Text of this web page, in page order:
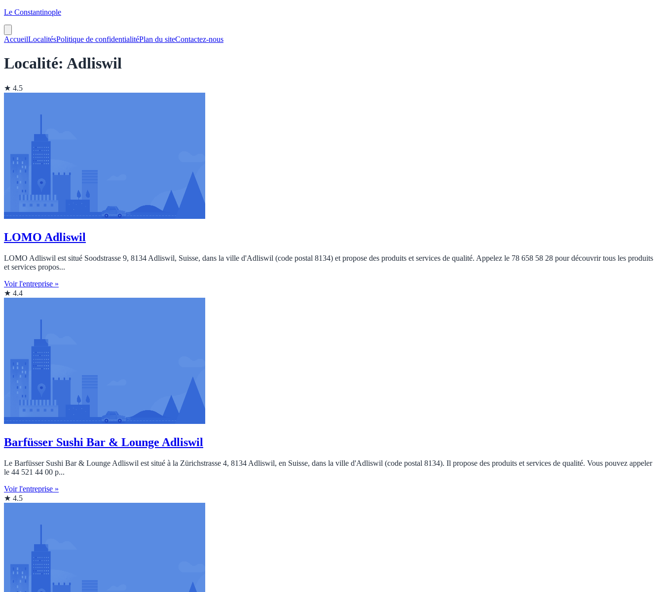
Le Constantinople
AccueilLocalitésPolitique de confidentialitéPlan du siteContactez-nous
Localité: Adliswil
★ 4.5
LOMO Adliswil
LOMO Adliswil est situé Soodstrasse 9, 8134 Adliswil, Suisse, dans la ville d'Adliswil (code postal 8134) et propose des produits et services de qualité. Appelez le 78 658 58 28 pour découvrir tous les produits
et services propos...
Voir l'entreprise »
★ 4.4
Barfüsser Sushi Bar & Lounge Adliswil
Le Barfüsser Sushi Bar & Lounge Adliswil est situé à la Zürichstrasse 4, 8134 Adliswil, en Suisse, dans la ville d'Adliswil (code postal 8134). Il propose des produits et services de qualité. Vous pouvez appeler
le 44 521 44 00 p...
Voir l'entreprise »
★ 4.5